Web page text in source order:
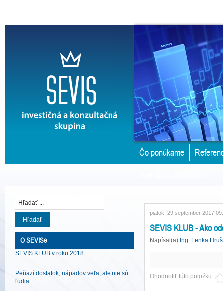
Čo ponúkame
Hľadať
O SEVISe
SEVIS KLUB v roku 2018
Peňazí dostatok, nápadov veľa, ale nie sú
ľudia
piatok, 29 september 2017
SEVIS KLUB - Ako
Napísal(a) Ing. Lenka
Ohodnotiť túto položku